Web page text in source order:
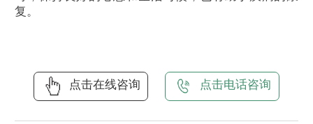
复。
点击在线咨询 点击电话咨询